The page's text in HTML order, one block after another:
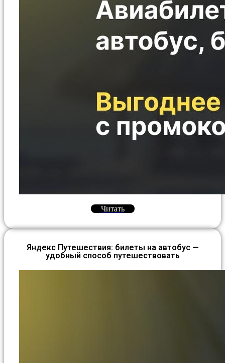
Читать
Яндекс Путешествия: билеты на автобус —
удобный способ путешествовать